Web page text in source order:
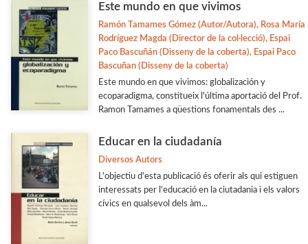
Este mundo en que vivimos
Ramón Tamames Gómez (Autor/Autora), Rosa María
Rodríguez Magda (Director de la col·lecció), Espai
Paco Bascuñán (Disseny de la coberta), Espai Paco
Bascuñan (Disseny de la coberta)
Este mundo en que vivimos: globalización y
ecoparadigma, constitueix l'última aportació del Prof.
Ramon Tamames a qüestions fonamentals des ...
Educar en la ciudadanía
Diversos Autors
L'objectiu d'esta publicació és oferir als qui estiguen
interessats per l'educació en la ciutadania i els valors
cívics en qualsevol dels àm...